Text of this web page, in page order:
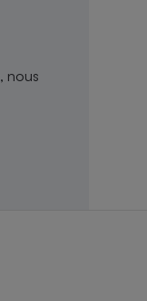
, nous